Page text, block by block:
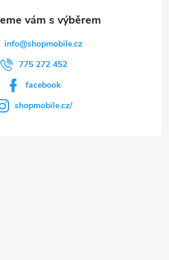
info@shopmobile.cz
775 272 452
facebook
shopmobile.cz/